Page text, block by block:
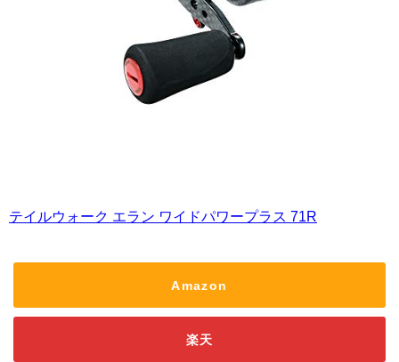
テイルウォーク エラン ワイドパワープラス 71R
Amazon
楽天